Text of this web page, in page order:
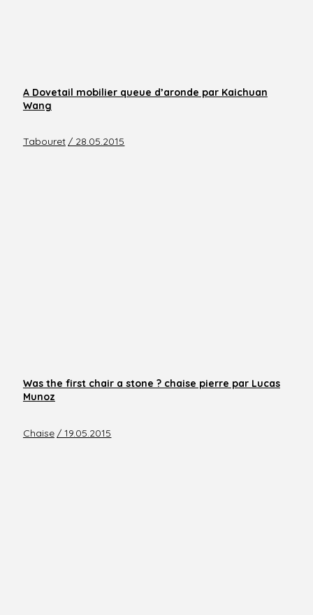
A Dovetail mobilier queue d’aronde par Kaichuan
Wang
Tabouret / 28.05.2015
Was the first chair a stone ? chaise pierre par Lucas
Munoz
Chaise / 19.05.2015